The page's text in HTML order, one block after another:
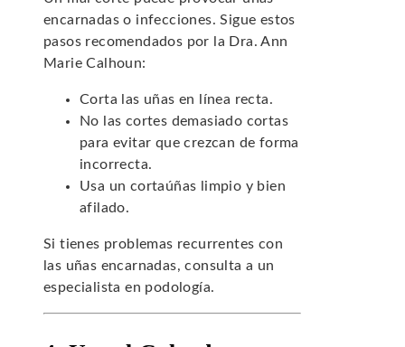
encarnadas o infecciones. Sigue estos
pasos recomendados por la Dra. Ann
Marie Calhoun:
Corta las uñas en línea recta.
No las cortes demasiado cortas
para evitar que crezcan de forma
incorrecta.
Usa un cortaúñas limpio y bien
afilado.
Si tienes problemas recurrentes con
las uñas encarnadas, consulta a un
especialista en podología.